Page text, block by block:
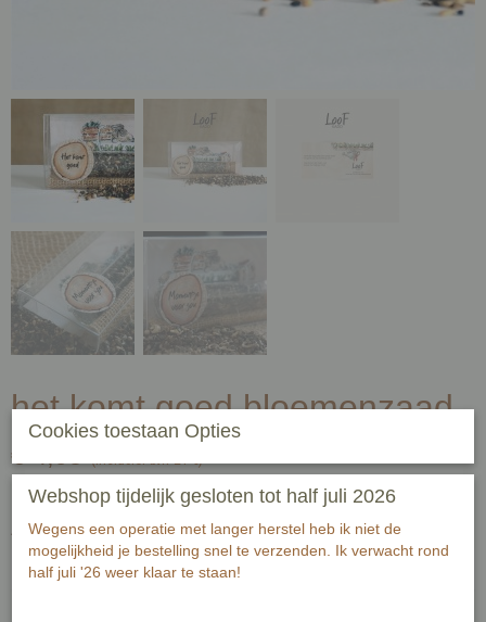
het komt goed bloemenzaad
€ 4,95 (inclusief btw 21%)
Op voorraad - Levertijd 2-3 werkdagen
Aantal
Cookies toestaan Opties
Webshop tijdelijk gesloten tot half juli 2026
Wegens een operatie met langer herstel heb ik niet de
mogelijkheid je bestelling snel te verzenden. Ik verwacht rond
half juli '26 weer klaar te staan!